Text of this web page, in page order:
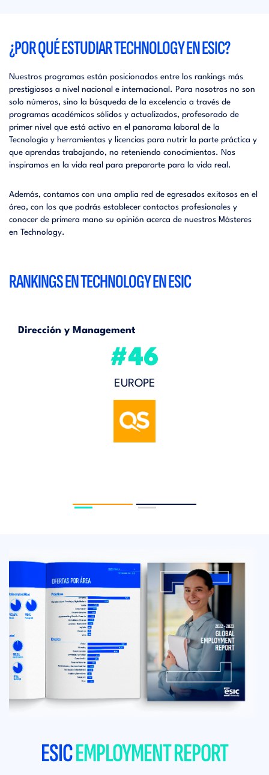
¿POR QUÉ ESTUDIAR TECHNOLOGY EN ESIC?
Nuestros programas están posicionados entre los rankings más
prestigiosos a nivel nacional e internacional. Para nosotros no son
solo números, sino la búsqueda de la excelencia a través de
programas académicos sólidos y actualizados, profesorado de
primer nivel que está activo en el panorama laboral de la
Tecnología y herramientas y licencias para nutrir la parte práctica y
que aprendas trabajando, no reteniendo conocimientos. Nos
inspiramos en la vida real para prepararte para la vida real.
Además, contamos con una amplia red de egresados exitosos en el
área, con los que podrás establecer contactos profesionales y
conocer de primera mano su opinión acerca de nuestros Másteres
en Technology.
RANKINGS EN TECHNOLOGY EN ESIC
Dirección y Management
#46
EUROPE
ESICEMPLOYMENT REPORT